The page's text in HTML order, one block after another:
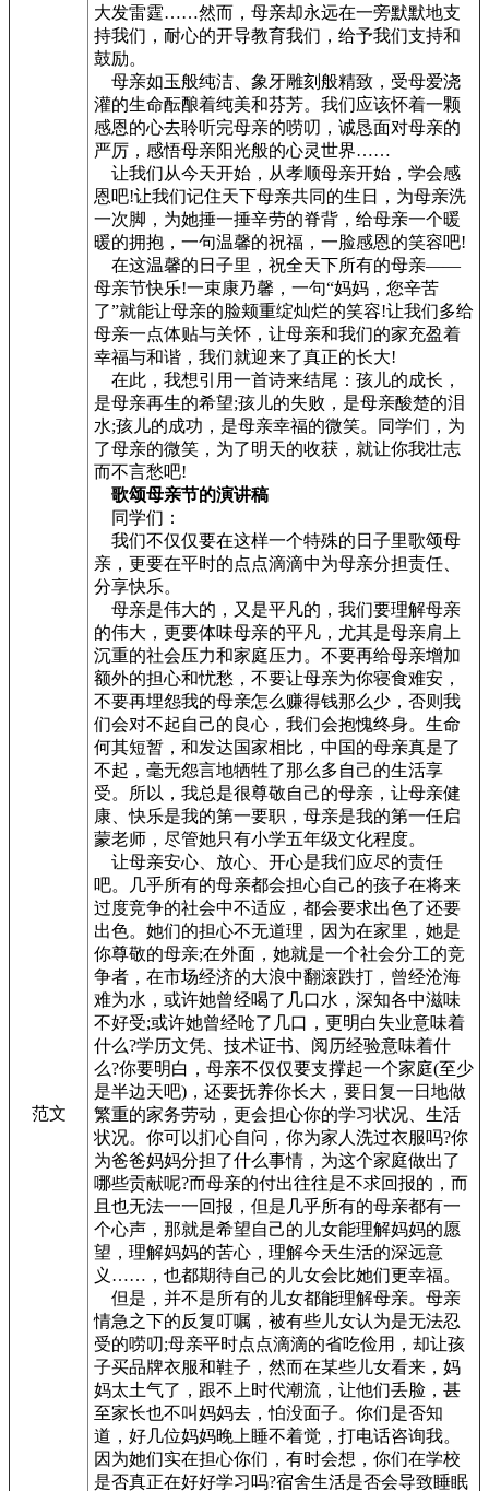
范文
大发雷霆……然而，母亲却永远在一旁默默地支
持我们，耐心的开导教育我们，给予我们支持和
鼓励。
母亲如玉般纯洁、象牙雕刻般精致，受母爱浇
灌的生命酝酿着纯美和芬芳。我们应该怀着一颗
感恩的心去聆听完母亲的唠叨，诚恳面对母亲的
严厉，感悟母亲阳光般的心灵世界……
让我们从今天开始，从孝顺母亲开始，学会感
恩吧!让我们记住天下母亲共同的生日，为母亲洗
一次脚，为她捶一捶辛劳的脊背，给母亲一个暖
暖的拥抱，一句温馨的祝福，一脸感恩的笑容吧!
在这温馨的日子里，祝全天下所有的母亲——
母亲节快乐!一束康乃馨，一句“妈妈，您辛苦
了”就能让母亲的脸颊重绽灿烂的笑容!让我们多给
母亲一点体贴与关怀，让母亲和我们的家充盈着
幸福与和谐，我们就迎来了真正的长大!
在此，我想引用一首诗来结尾：孩儿的成长，
是母亲再生的希望;孩儿的失败，是母亲酸楚的泪
水;孩儿的成功，是母亲幸福的微笑。同学们，为
了母亲的微笑，为了明天的收获，就让你我壮志
而不言愁吧!
歌颂母亲节的演讲稿
同学们：
我们不仅仅要在这样一个特殊的日子里歌颂母
亲，更要在平时的点点滴滴中为母亲分担责任、
分享快乐。
母亲是伟大的，又是平凡的，我们要理解母亲
的伟大，更要体味母亲的平凡，尤其是母亲肩上
沉重的社会压力和家庭压力。不要再给母亲增加
额外的担心和忧愁，不要让母亲为你寝食难安，
不要再埋怨我的母亲怎么赚得钱那么少，否则我
们会对不起自己的良心，我们会抱愧终身。生命
何其短暂，和发达国家相比，中国的母亲真是了
不起，毫无怨言地牺牲了那么多自己的生活享
受。所以，我总是很尊敬自己的母亲，让母亲健
康、快乐是我的第一要职，母亲是我的第一任启
蒙老师，尽管她只有小学五年级文化程度。
让母亲安心、放心、开心是我们应尽的责任
吧。几乎所有的母亲都会担心自己的孩子在将来
过度竞争的社会中不适应，都会要求出色了还要
出色。她们的担心不无道理，因为在家里，她是
你尊敬的母亲;在外面，她就是一个社会分工的竞
争者，在市场经济的大浪中翻滚跌打，曾经沧海
难为水，或许她曾经喝了几口水，深知各中滋味
不好受;或许她曾经呛了几口，更明白失业意味着
什么?学历文凭、技术证书、阅历经验意味着什
么?你要明白，母亲不仅仅要支撑起一个家庭(至少
是半边天吧)，还要抚养你长大，要日复一日地做
繁重的家务劳动，更会担心你的学习状况、生活
状况。你可以扪心自问，你为家人洗过衣服吗?你
为爸爸妈妈分担了什么事情，为这个家庭做出了
哪些贡献呢?而母亲的付出往往是不求回报的，而
且也无法一一回报，但是几乎所有的母亲都有一
个心声，那就是希望自己的儿女能理解妈妈的愿
望，理解妈妈的苦心，理解今天生活的深远意
义……，也都期待自己的儿女会比她们更幸福。
但是，并不是所有的儿女都能理解母亲。母亲
情急之下的反复叮嘱，被有些儿女认为是无法忍
受的唠叨;母亲平时点点滴滴的省吃俭用，却让孩
子买品牌衣服和鞋子，然而在某些儿女看来，妈
妈太土气了，跟不上时代潮流，让他们丢脸，甚
至家长也不叫妈妈去，怕没面子。你们是否知
道，好几位妈妈晚上睡不着觉，打电话咨询我。
因为她们实在担心你们，有时会想，你们在学校
是否真正在好好学习吗?宿舍生活是否会导致睡眠